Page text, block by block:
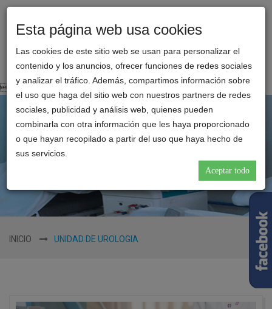
Esta página web usa cookies
Las cookies de este sitio web se usan para personalizar el
contenido y los anuncios, ofrecer funciones de redes sociales
y analizar el tráfico. Además, compartimos información sobre
el uso que haga del sitio web con nuestros partners de redes
sociales, publicidad y análisis web, quienes pueden
combinarla con otra información que les haya proporcionado
o que hayan recopilado a partir del uso que haya hecho de
sus servicios.
Aceptar todo
CLINICA
REINA
CATALINA

INICIO UNIDAD DE UROLOGIA